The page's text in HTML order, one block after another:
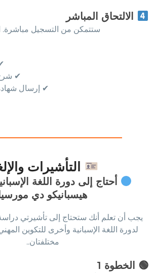
الالتحاق المباشر
ستتمكن من التسجيل مباشرة.
✔ شرح
✔ إرسال
التأشيرات
أحتاج إلى دورة اللغة
هيسبانيكو دي مورسيا
يجب أن تعلم أنك ستحتاج إلى تأشيرتي
لدورة اللغة الإسبانية وأخرى للتكوين
مختلفتان..
🟢 الخطوة 1